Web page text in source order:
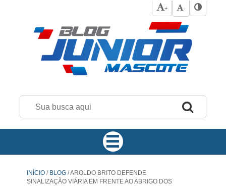
+ -
INÍCIO / BLOG /AROLDO BRITO DEFENDE
SINALIZAÇÃO VIÁRIA EM FRENTE AO ABRIGO DOS